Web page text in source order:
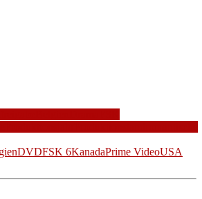
DVDFSK 6KanadaPrime VideoUSA